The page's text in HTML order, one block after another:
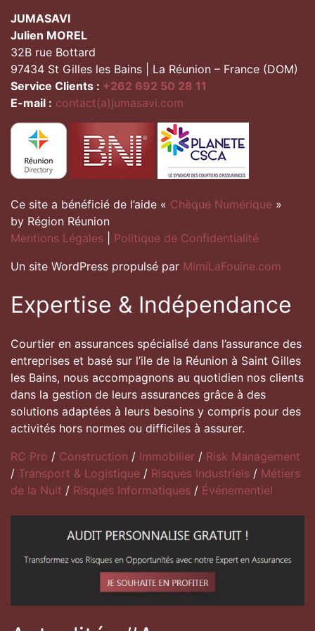
JUMASAVI
Julien MOREL
32B rue Bottard
97434 St Gilles les Bains | La Réunion – France (DOM)
Service Clients : +262 692 50 28 11
E-mail : contact(a)jumasavi.com
Ce site a bénéficié de l’aide « Chèque Numérique »
by Région Réunion
Mentions Légales
Politique de Confidentialité
Un site WordPress propulsé par MimiLaFouine.com
Expertise & Indépendance
Courtier en assurances spécialisé dans l’assurance des
entreprises et basé sur l’ile de la Réunion à Saint Gilles
les Bains, nous accompagnons au quotidien nos clients
dans la gestion de leurs assurances grâce à des
solutions adaptées à leurs besoins y compris pour des
activités hors normes ou difficiles à assurer.
RC Pro / Construction / Immobilier / Risk Management
/ Transport & Logistique / Risques Industriels / Métiers
de la Nuit / Risques Informatiques / Événementiel